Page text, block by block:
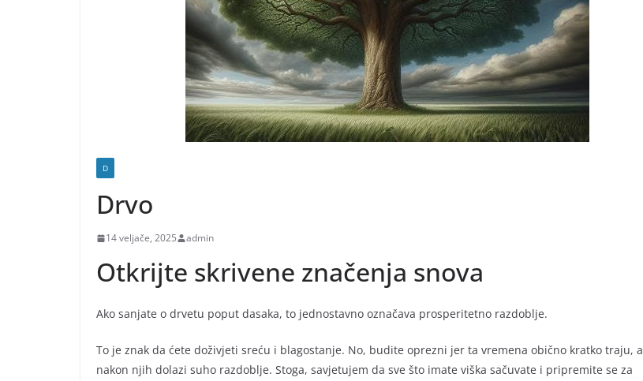
D
Drvo
14 veljače, 2025 admin
Otkrijte skrivene značenja snova
Ako sanjate o drvetu poput dasaka, to jednostavno označava prosperitetno razdoblje.
To je znak da ćete doživjeti sreću i blagostanje. No, budite oprezni jer ta vremena obično kratko traju, a
nakon njih dolazi suho razdoblje. Stoga, savjetujem da sve što imate viška sačuvate i pripremite se za